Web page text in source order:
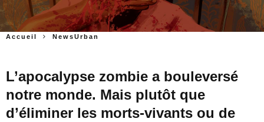
Accueil NewsUrban
L’apocalypse zombie a bouleversé
notre monde. Mais plutôt que
d’éliminer les morts-vivants ou de